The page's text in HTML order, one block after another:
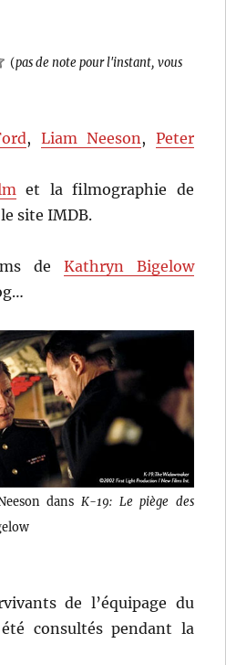
(pas de note pour l'instant, vous
, Liam Neeson, Peter
et la filmographie de
site IMDB.
de Kathryn Bigelow
dans K-19: Le piège des
de l’équipage du
consultés pendant la